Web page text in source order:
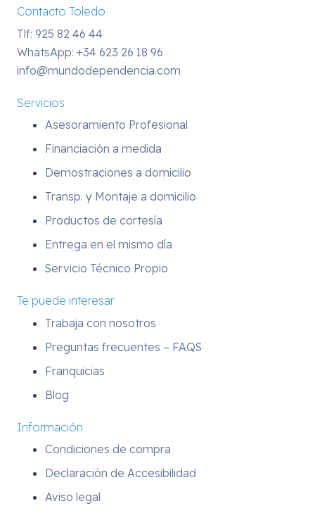
Contacto Toledo
Tlf: 925 82 46 44
WhatsApp: +34 623 26 18 96
info@mundodependencia.com
Servicios
Asesoramiento Profesional
Financiación a medida
Demostraciones a domicilio
Transp. y Montaje a domicilio
Productos de cortesía
Entrega en el mismo día
Servicio Técnico Propio
Te puede interesar
Trabaja con nosotros
Preguntas frecuentes – FAQS
Franquicias
Blog
Información
Condiciones de compra
Declaración de Accesibilidad
Aviso legal